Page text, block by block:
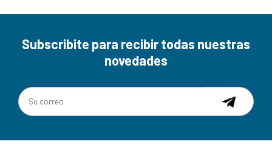
Subscribite para recibir todas nuestras
novedades